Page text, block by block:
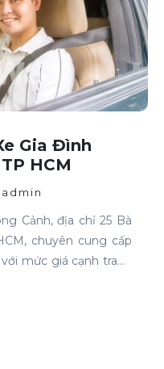
Gia Đình
HCM
Cảnh, địa chỉ 25 Bà
chuyên cung cấp
mức giá cạnh tranh